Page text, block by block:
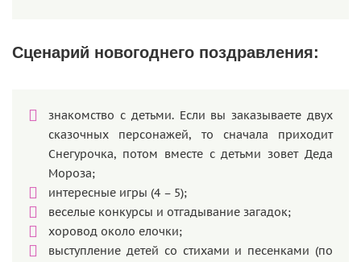
Сценарий новогоднего поздравления:
знакомство с детьми. Если вы заказываете двух
сказочных персонажей, то сначала приходит
Снегурочка, потом вместе с детьми зовет Деда
Мороза;
интересные игры (4 – 5);
веселые конкурсы и отгадывание загадок;
хоровод около елочки;
выступление детей со стихами и песенками (по